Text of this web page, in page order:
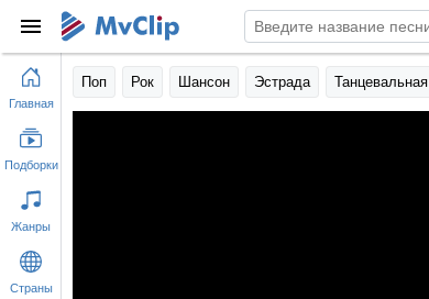
Поп Рок Шансон Эстрада Танцевальная
Главная
Подборки
Жанры
Страны